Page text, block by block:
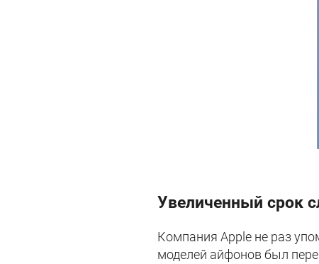
Увеличенный срок
Компания Apple не раз
моделей айфонов был